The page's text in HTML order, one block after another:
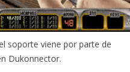
soporte viene por parte de
Dukonnector.